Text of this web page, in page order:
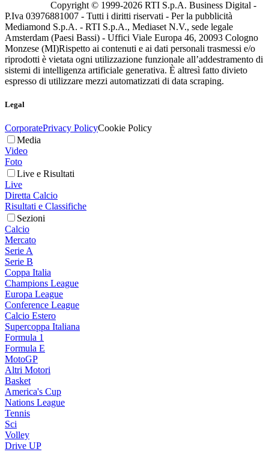
Copyright © 1999-2026 RTI S.p.A. Business Digital -
P.Iva 03976881007 - Tutti i diritti riservati - Per la pubblicità
Mediamond S.p.A. - RTI S.p.A., Mediaset N.V., sede legale
Amsterdam (Paesi Bassi) - Uffici Viale Europa 46, 20093 Cologno
Monzese (MI)Rispetto ai contenuti e ai dati personali trasmessi e/o
riprodotti è vietata ogni utilizzazione funzionale all’addestramento di
sistemi di intelligenza artificiale generativa. È altresì fatto divieto
espresso di utilizzare mezzi automatizzati di data scraping.
Legal
CorporatePrivacy PolicyCookie Policy
Media
Video
Foto
Live e Risultati
Live
Diretta Calcio
Risultati e Classifiche
Sezioni
Calcio
Mercato
Serie A
Serie B
Coppa Italia
Champions League
Europa League
Conference League
Calcio Estero
Supercoppa Italiana
Formula 1
Formula E
MotoGP
Altri Motori
Basket
America's Cup
Nations League
Tennis
Sci
Volley
Drive UP